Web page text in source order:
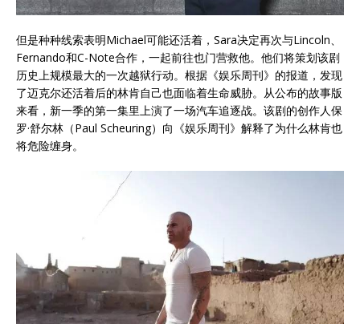
但是种种线索表明Michael可能还活着，Sara决定再次与Lincoln、
Fernando和C-Note合作，一起前往也门营救他。他们将策划该剧
历史上规模最大的一次越狱行动。根据《娱乐周刊》的报道，发现
了迈克尔还活着后的林肯自己也面临着生命威胁。从公布的故事版
来看，新一季的第一集里上演了一场汽车追逐战。该剧的创作人保
罗·舒尔林（Paul Scheuring）向《娱乐周刊》解释了为什么林肯也
将危险缠身。